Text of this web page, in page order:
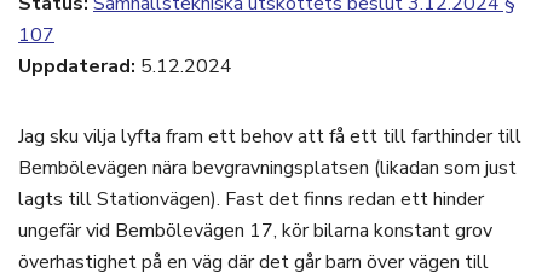
107
Uppdaterad: 5.12.2024
Jag sku vilja lyfta fram ett behov att få ett till farthinder till
Bembölevägen nära bevgravningsplatsen (likadan som just
lagts till Stationvägen). Fast det finns redan ett hinder
ungefär vid Bembölevägen 17, kör bilarna konstant grov
överhastighet på en väg där det går barn över vägen till